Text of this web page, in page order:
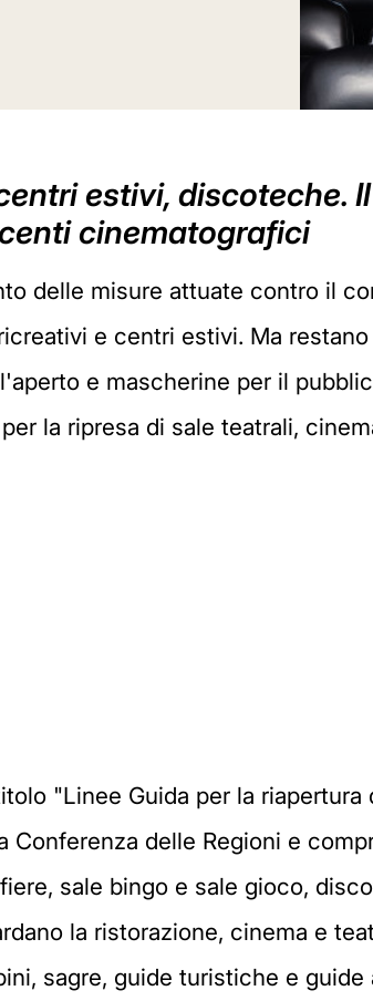
estivi, discoteche.
cinematografici
delle misure attuate contro il
e centri estivi. Ma
e mascherine per il
la ripresa di sale teatrali,
"Linee Guida per la
delle Regioni e
sale bingo e sale gioco,
la ristorazione, cinema e
sagre, guide turistiche e